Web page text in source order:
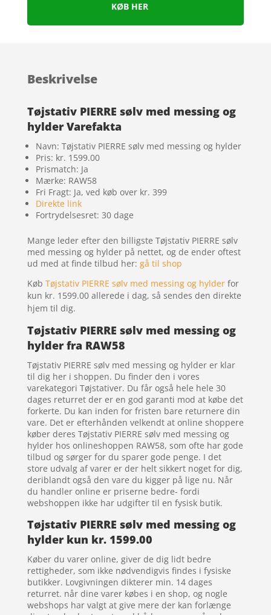
KØB HER
Beskrivelse
Tøjstativ PIERRE sølv med messing og
hylder Varefakta
Navn: Tøjstativ PIERRE sølv med messing og hylder
Pris: kr. 1599.00
Prismatch: Ja
Mærke: RAW58
Fri Fragt: Ja, ved køb over kr. 399
Direkte link
Fortrydelsesret: 30 dage
Mange leder efter den billigste Tøjstativ PIERRE sølv
med messing og hylder på nettet, og de ender oftest
ud med at finde tilbud her: gå til shop
Køb Tøjstativ PIERRE sølv med messing og hylderfor
kun kr. 1599.00 allerede i dag, så sendes den direkte
hjem til dig.
Tøjstativ PIERRE sølv med messing og
hylder fra RAW58
Tøjstativ PIERRE sølv med messing og hylder er klar
til dig her i shoppen. Du finder den i vores
varekategori Tøjstativer. Du får også hele hele 30
dages returret der er en god garanti mod at købe det
forkerte. Du kan inden for fristen bare returnere din
vare. Det er efterhånden velkendt at online shoppere
køber deres Tøjstativ PIERRE sølv med messing og
hylder hos onlineshoppen RAW58, som ofte har gode
tilbud og sørger for du sparer gode penge. I det
store udvalg af varer er der helt sikkert noget for dig,
deriblandt også den vare du kigger på lige nu. Når
du handler online er priserne bedre- fordi
webshoppen ikke har udgifter til en fysisk butik.
Tøjstativ PIERRE sølv med messing og
hylder kun kr. 1599.00
Køber du varer online, giver de dig lidt bedre
rettigheder, som ikke nødvendigvis findes i fysiske
butikker. Lovgivningen dikterer min. 14 dages
returret. når dine varer købes i en shop, og nogle
webshops har valgt at give mere der kan forlænge